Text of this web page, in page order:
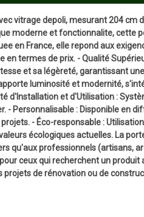
vitrage depoli, mesurant 204 cm
moderne et fonctionnalite, cette
en France, elle repond aux
termes de prix. - Qualité
et sa légèreté, garantissant
luminosité et modernité,
d'Installation et d'Utilisation :
- Personnalisable : Disponible en
- Éco-responsable :
écologiques actuelles. La
qu'aux professionnels (artisans,
ceux qui recherchent un produit
projets de rénovation ou de